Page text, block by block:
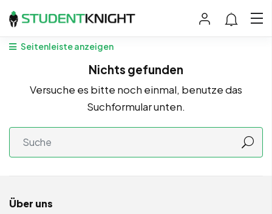
Seitenleiste anzeigen
Nichts gefunden
Versuche es bitte noch einmal, benutze das
Suchformular unten.
Über uns